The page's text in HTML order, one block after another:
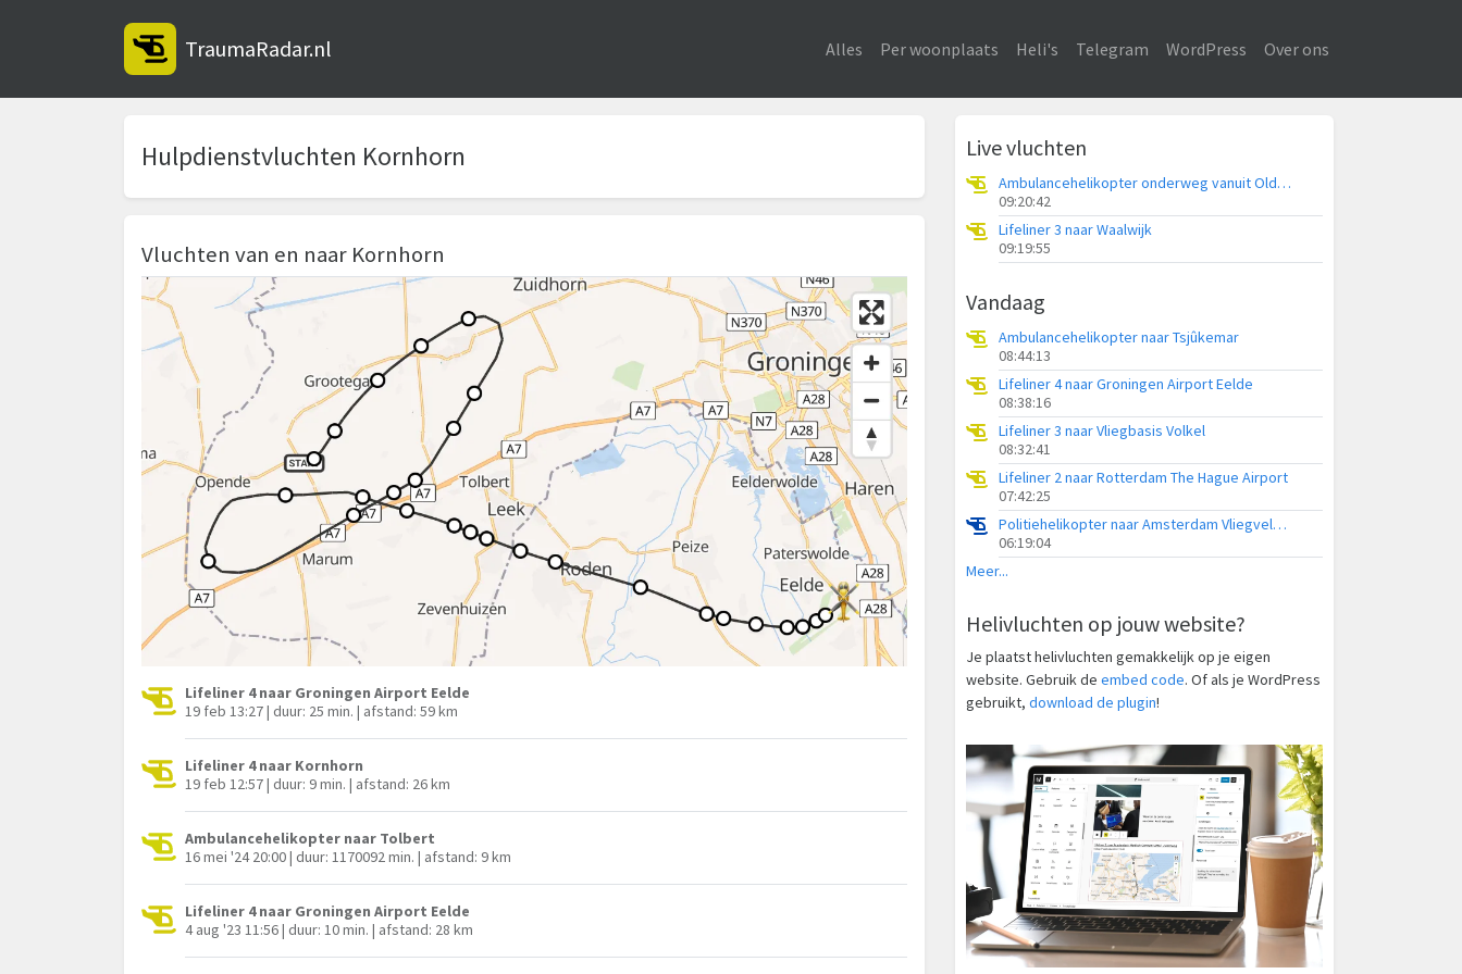
TraumaRadar.nl Alles Per woonplaats Heli's Telegram WordPress Over ons
Hulpdienstvluchten Kornhorn
Vluchten van en naar Kornhorn
Lifeliner 4 naar Groningen Airport Eelde
19 feb 13:27 | duur: 25 min. | afstand: 59 km
Lifeliner 4 naar Kornhorn
19 feb 12:57 | duur: 9 min. | afstand: 26 km
Ambulancehelikopter naar Tolbert
16 mei '24 20:00 | duur: 1170092 min. | afstand: 9 km
Lifeliner 4 naar Groningen Airport Eelde
4 aug '23 11:56 | duur: 10 min. | afstand: 28 km
Live vluchten
Ambulancehelikopter onderweg vanuit Oldeouwer
09:20:42
Lifeliner 3 naar Waalwijk
09:19:55
Vandaag
Ambulancehelikopter naar Tsjûkemar
08:44:13
Lifeliner 4 naar Groningen Airport Eelde
08:38:16
Lifeliner 3 naar Vliegbasis Volkel
08:32:41
Lifeliner 2 naar Rotterdam The Hague Airport
07:42:25
Politiehelikopter naar Amsterdam Vliegveld Schiphol
06:19:04
Meer...
Helivluchten op jouw website?
Je plaatst helivluchten gemakkelijk op je eigen
website. Gebruik de embed code. Of als je WordPress
gebruikt, download de plugin!